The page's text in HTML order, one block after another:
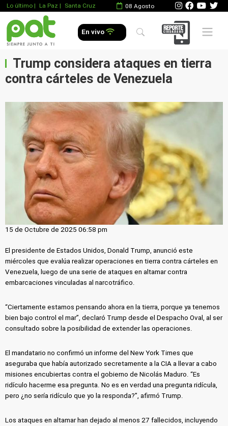
Lo último | La Paz | Santa Cruz 08 Agosto
En vivo Mobile
Trump considera ataques en tierra
contra cárteles de Venezuela
15 de Octubre de 2025 06:58 pm
El presidente de Estados Unidos, Donald Trump, anunció este
miércoles que evalúa realizar operaciones en tierra contra cárteles en
Venezuela, luego de una serie de ataques en altamar contra
embarcaciones vinculadas al narcotráfico.
“Ciertamente estamos pensando ahora en la tierra, porque ya tenemos
bien bajo control el mar”, declaró Trump desde el Despacho Oval, al ser
consultado sobre la posibilidad de extender las operaciones.
El mandatario no confirmó un informe del New York Times que
aseguraba que había autorizado secretamente a la CIA a llevar a cabo
misiones encubiertas contra el gobierno de Nicolás Maduro. “Es
ridículo hacerme esa pregunta. No es en verdad una pregunta ridícula,
pero ¿no sería ridículo que yo la responda?”, afirmó Trump.
Los ataques en altamar han dejado al menos 27 fallecidos, incluyendo